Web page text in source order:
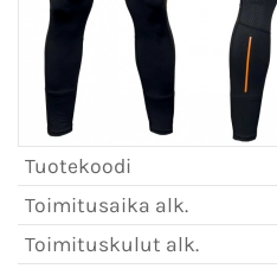
Tuotekoodi
Toimitusaika alk.
Toimituskulut alk.